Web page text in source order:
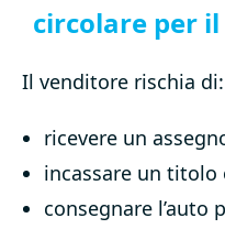
circolare per
Il venditore rischia di:
ricevere un
incassare un
consegnare l’auto